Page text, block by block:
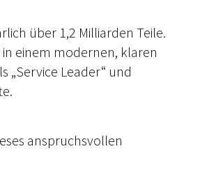
über 1,2 Milliarden Teile.
einem modernen, klaren
„Service Leader“ und
anspruchsvollen